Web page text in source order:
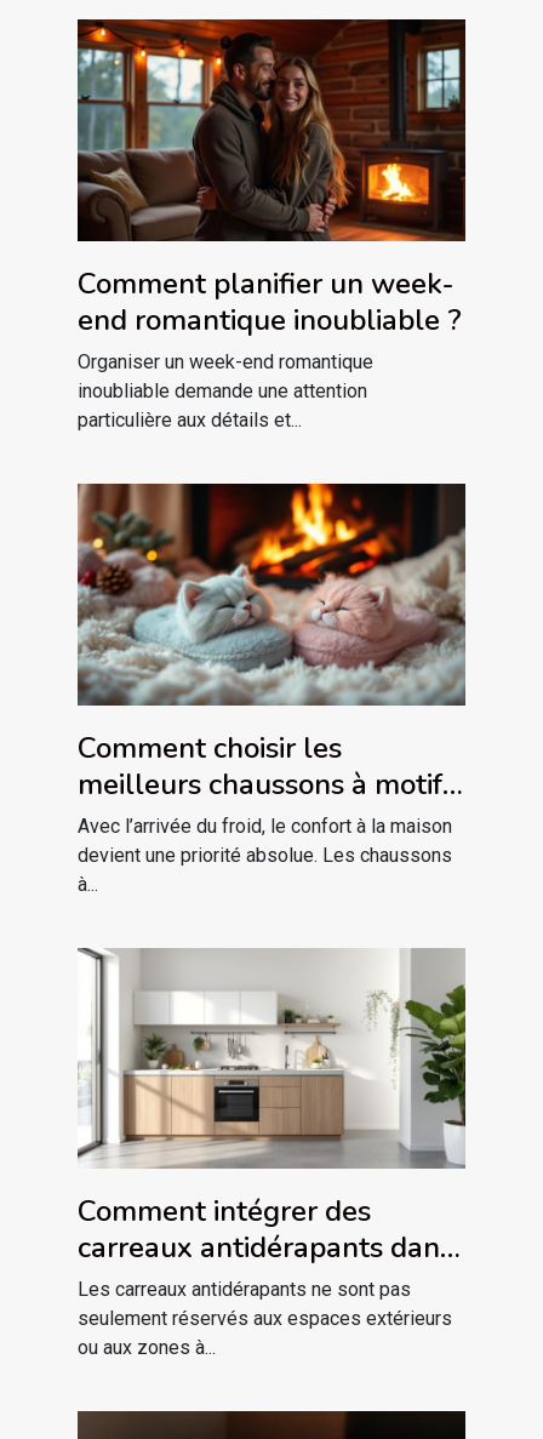
Comment planifier un week-
end romantique inoubliable ?
Organiser un week-end romantique
inoubliable demande une attention
particulière aux détails et...
Comment choisir les
meilleurs chaussons à motif
de chat pour l'hiver ?
Avec l’arrivée du froid, le confort à la maison
devient une priorité absolue. Les chaussons
à...
Comment intégrer des
carreaux antidérapants dans
votre décor intérieur ?
Les carreaux antidérapants ne sont pas
seulement réservés aux espaces extérieurs
ou aux zones à...